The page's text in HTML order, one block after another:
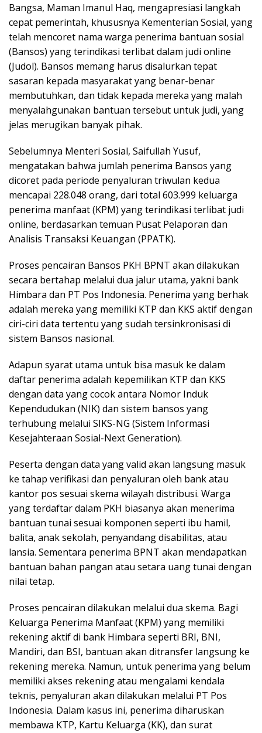
Bangsa, Maman Imanul Haq, mengapresiasi langkah
cepat pemerintah, khususnya Kementerian Sosial, yang
telah mencoret nama warga penerima bantuan sosial
(Bansos) yang terindikasi terlibat dalam judi online
(Judol). Bansos memang harus disalurkan tepat
sasaran kepada masyarakat yang benar-benar
membutuhkan, dan tidak kepada mereka yang malah
menyalahgunakan bantuan tersebut untuk judi, yang
jelas merugikan banyak pihak.
Sebelumnya Menteri Sosial, Saifullah Yusuf,
mengatakan bahwa jumlah penerima Bansos yang
dicoret pada periode penyaluran triwulan kedua
mencapai 228.048 orang, dari total 603.999 keluarga
penerima manfaat (KPM) yang terindikasi terlibat judi
online, berdasarkan temuan Pusat Pelaporan dan
Analisis Transaksi Keuangan (PPATK).
Proses pencairan Bansos PKH BPNT akan dilakukan
secara bertahap melalui dua jalur utama, yakni bank
Himbara dan PT Pos Indonesia. Penerima yang berhak
adalah mereka yang memiliki KTP dan KKS aktif dengan
ciri-ciri data tertentu yang sudah tersinkronisasi di
sistem Bansos nasional.
Adapun syarat utama untuk bisa masuk ke dalam
daftar penerima adalah kepemilikan KTP dan KKS
dengan data yang cocok antara Nomor Induk
Kependudukan (NIK) dan sistem bansos yang
terhubung melalui SIKS-NG (Sistem Informasi
Kesejahteraan Sosial-Next Generation).
Peserta dengan data yang valid akan langsung masuk
ke tahap verifikasi dan penyaluran oleh bank atau
kantor pos sesuai skema wilayah distribusi. Warga
yang terdaftar dalam PKH biasanya akan menerima
bantuan tunai sesuai komponen seperti ibu hamil,
balita, anak sekolah, penyandang disabilitas, atau
lansia. Sementara penerima BPNT akan mendapatkan
bantuan bahan pangan atau setara uang tunai dengan
nilai tetap.
Proses pencairan dilakukan melalui dua skema. Bagi
Keluarga Penerima Manfaat (KPM) yang memiliki
rekening aktif di bank Himbara seperti BRI, BNI,
Mandiri, dan BSI, bantuan akan ditransfer langsung ke
rekening mereka. Namun, untuk penerima yang belum
memiliki akses rekening atau mengalami kendala
teknis, penyaluran akan dilakukan melalui PT Pos
Indonesia. Dalam kasus ini, penerima diharuskan
membawa KTP, Kartu Keluarga (KK), dan surat